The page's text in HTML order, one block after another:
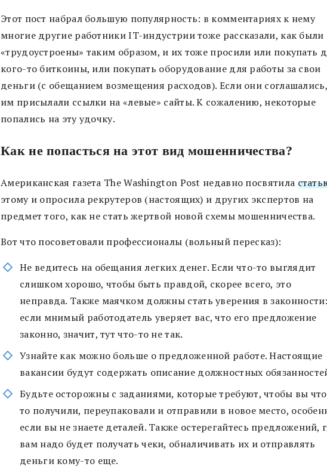
Этот пост набрал большую популярность: в комментариях к нему
многие другие работники IT-индустрии тоже рассказали, как были
«трудоустроены» таким образом, и их тоже просили или покупать
кого-то биткоины, или покупать оборудование для работы за свои
деньги (с обещанием возмещения расходов). Если они соглашались,
им присылали ссылки на «левые» сайты. К сожалению, некоторые
попались на эту удочку.
Как не попасться на этот вид мошенничества?
Американская газета The Washington Post недавно посвятила
этому и опросила рекрутеров (настоящих) и других экспертов на
предмет того, как не стать жертвой новой схемы мошенничества.
Вот что посоветовали профессионалы (вольный пересказ):
Не ведитесь на обещания легких денег. Если что-то выглядит
слишком хорошо, чтобы быть правдой, скорее всего, это
неправда. Также маячком должны стать уверения в законности:
если мнимый работодатель уверяет вас, что его предложение
законно, значит, тут что-то не так.
Узнайте как можно больше о предложенной работе. Настоящие
вакансии будут содержать описание должностных
Будьте осторожны с заданиями, которые требуют, чтобы вы
то получили, переупаковали и отправили в новое место,
если вы не знаете деталей. Также остерегайтесь предложений,
вам надо будет получать чеки, обналичивать их и отправлять
деньги кому-то еще.